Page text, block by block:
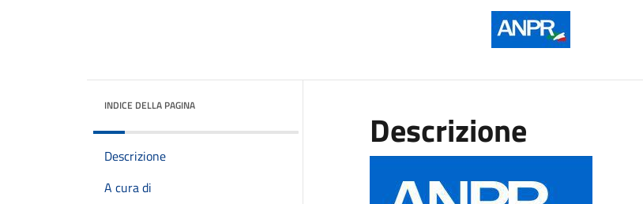
INDICE DELLA PAGINA
Descrizione
A cura di
Descrizione